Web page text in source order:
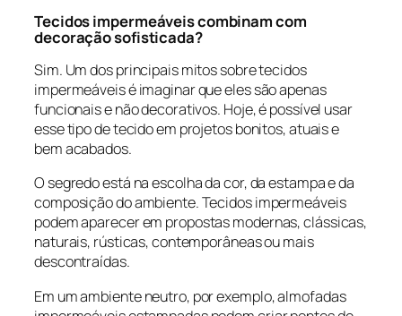
Tecidos impermeáveis combinam com
decoração sofisticada?
Sim. Um dos principais mitos sobre tecidos
impermeáveis é imaginar que eles são apenas
funcionais e não decorativos. Hoje, é possível usar
esse tipo de tecido em projetos bonitos, atuais e
bem acabados.
O segredo está na escolha da cor, da estampa e da
composição do ambiente. Tecidos impermeáveis
podem aparecer em propostas modernas, clássicas,
naturais, rústicas, contemporâneas ou mais
descontraídas.
Em um ambiente neutro, por exemplo, almofadas